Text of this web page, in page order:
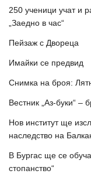
250 ученици учат и
„Заедно в час“
Пейзаж с Двореца
Имайки се предвид
Снимка на броя:
Вестник „Аз-буки“ –
Нов институт ще
наследство на
В Бургас ще се
стопанство“